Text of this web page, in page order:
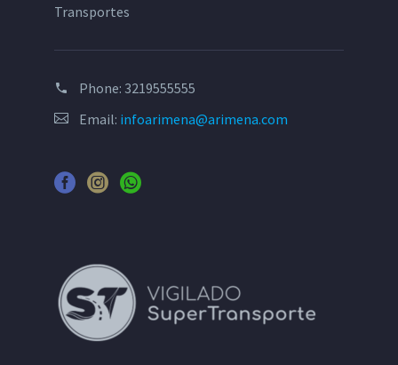
Transportes
Phone: 3219555555
Email: infoarimena@arimena.com